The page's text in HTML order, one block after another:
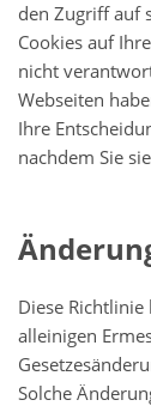
den Zugriff auf
Cookies auf
nicht
Webseiten
Ihre
nachdem Sie
Diese
alleinigen
Solche